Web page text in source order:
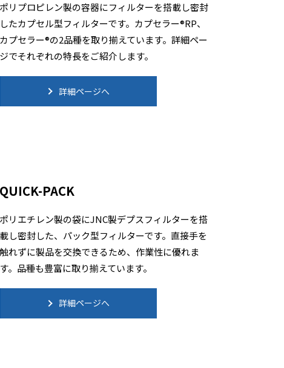
ポリプロピレン製の容器にフィルターを搭載し密封
したカプセル型フィルターです。カプセラー®RP、
カプセラー®の2品種を取り揃えています。詳細ペー
ジでそれぞれの特長をご紹介します。
詳細ページへ
QUICK-PACK
ポリエチレン製の袋にJNC製デプスフィルターを搭
載し密封した、パック型フィルターです。直接手を
触れずに製品を交換できるため、作業性に優れま
す。品種も豊富に取り揃えています。
詳細ページへ